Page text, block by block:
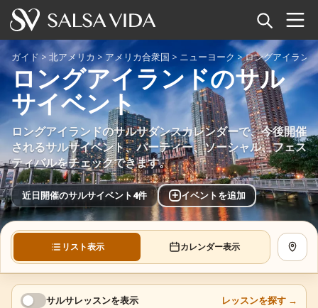
ホーム
イベント
ニュース
記事
動画
サルサ用語集
ショップ
TuneTempo
ガイド> 北アメリカ>アメリカ合衆国 > ニューヨーク >ロングアイランド
ロングアイランドのサル
サイベント
ロングアイランドのサルサダンスカレンダーで、今後開催
されるサルサイベント、パーティー、ソーシャル、フェス
ティバルをチェックできます。
近日開催のサルサイベント4件 + イベントを追加
リスト表示 カレンダー表示 地図
サルサレッスンを表示 レッスンを探す →